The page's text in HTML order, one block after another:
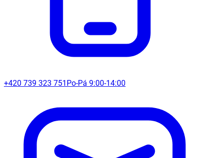
+420 739 323 751 Po-Pá 9:00-14:00